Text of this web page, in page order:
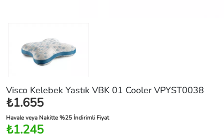
Visco Kelebek Yastık VBK 01 Cooler VPYST0038
₺1.655
Havale veya Nakitte %25 İndirimli Fiyat
₺1.245